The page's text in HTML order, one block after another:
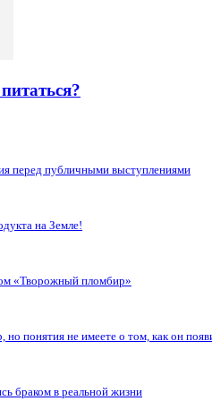
перед публичными выступлениями
на Земле!
«Творожный пломбир»
понятия не имеете о том, как он
браком в реальной жизни